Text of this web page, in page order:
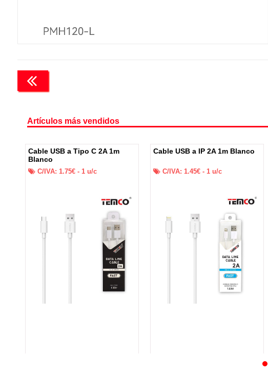
Artículos más vendidos
Cable USB a Tipo C 2A 1m
Blanco
C/IVA: 1.75€ - 1u/c
Cable USB a IP 2A 1m Blanco
C/IVA: 1.45€ - 1u/c